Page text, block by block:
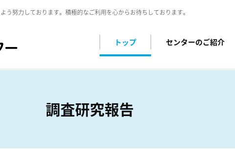
努力しております。積極的なご利用を心からお待ちしております。
トップ センターのご紹介
調査研究報告